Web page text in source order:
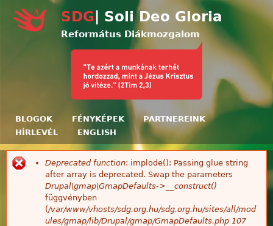
Ugrás a tartalomra
SDG | Soli Deo Gloria
Református Diákmozgalom
BLOGOK FÉNYKÉPEK
PARTNEREINK
HÍRLEVÉL
ENGLISH
Hibaüzenet
Deprecated function: implode(): Passing glue string
after array is deprecated. Swap the parameters
Drupal\gmap\GmapDefaults->__construct()
függvényben
(/var/www/vhosts/sdg.org.hu/sdg.org.hu/sites/all/mod
ules/gmap/lib/Drupal/gmap/GmapDefaults.php 107